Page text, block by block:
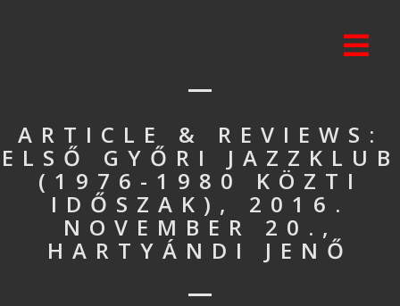
ARTICLE & REVIEWS:
ELSŐ GYŐRI JAZZKLUB
(1976-1980 KÖZTI
IDŐSZAK), 2016.
NOVEMBER 20.,
HARTYÁNDI JENŐ